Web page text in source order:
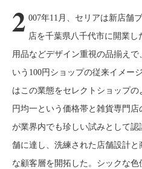
2 007年11月、セリアは新店舗
店を千葉県八千代市に開業
用品などデザイン重視の品揃え
いう100円ショップの従来イメー
はこの業態をセレクトショップ
円均一という価格帯と雑貨専門
が業界内でも珍しい試みとして認
舗に達し、洗練された店舗設計
な顧客層を開拓した。シックな